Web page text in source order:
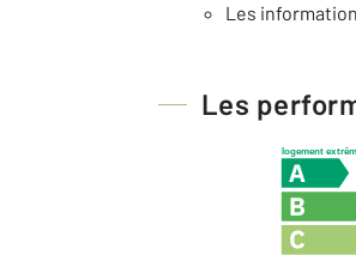
Les
Les
logement